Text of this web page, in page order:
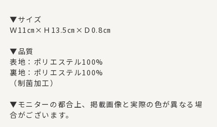
西栄について
▼サイズ
Ｗ11㎝×Ｈ13.5㎝×Ｄ0.8㎝
▼品質
表地：ポリエステル100%
裏地：ポリエステル100%
（制菌加工）
▼モニターの都合上、掲載画像と実際の色が異なる場
合がございます。